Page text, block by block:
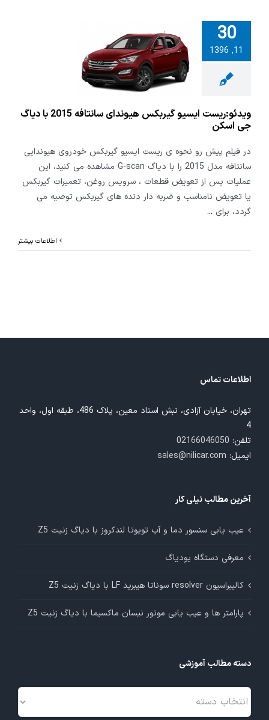
30
11, 1396
ایسیو
هیوندای
سانتافه 2015 با
جی اسکن
ویدئو:ریست ایسیو گیربکس هیوندای سانتافه 2015 با دیاگ
جی اسکن
در فیلم پیش رو نحوه ی ریست ایسیو گیربکس خودروی هیوندایی
سانتافه مدل 2015 را با دیاگ G-scan مشاهده می کنید، این
عملیات پس از تعویض قطعات ، سرویس روغن، تعمیرات گیربکس
یا تعویض نامناسب و ضربه دار دنده های گیربکس توصیه می
گردد، برای ...
اطلاعات بیشتر
اطلاعات تماس
تهران، خیابان آزادی، نبش استاد معین، پلاک 486، طبقه اول، واحد
4
تلفن: 02166046050
ایمیل: sales@nilicar.com
آخرین مطالب نیلی کار
عیب یابی سنسور دما و آب تویوتا لندکروز با دیاگ زنیت Z5
معرفی دستگاه یودیاگ
کالیبراسیون resolver سوناتا هیبرید LF با دیاگ زنیت Z5
پارامتر ها و عیب یابی موتور نیسان ماکسیما با دیاگ زنیت Z5
دسته مطالب آموزشی
دسته